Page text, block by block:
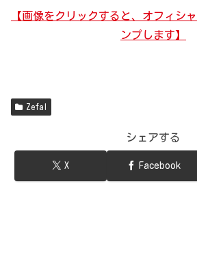
【画像をクリックすると、オフィシ
ンプします】
Zefal
シェアする
X Facebook